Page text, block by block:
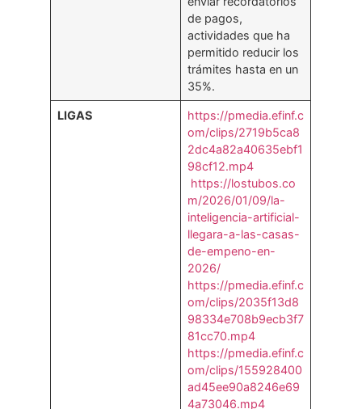
de pagos,
actividades que ha
permitido reducir los
trámites hasta en un
35%.
LIGAS
https://pmedia.efinf.c
om/clips/2719b5ca8
2dc4a82a40635ebf1
98cf12.mp4
https://lostubos.co
m/2026/01/09/la-
inteligencia-artificial-
llegara-a-las-casas-
de-empeno-en-
2026/
https://pmedia.efinf.c
om/clips/2035f13d8
98334e708b9ecb3f7
81cc70.mp4
https://pmedia.efinf.c
om/clips/155928400
ad45ee90a8246e69
4a73046.mp4